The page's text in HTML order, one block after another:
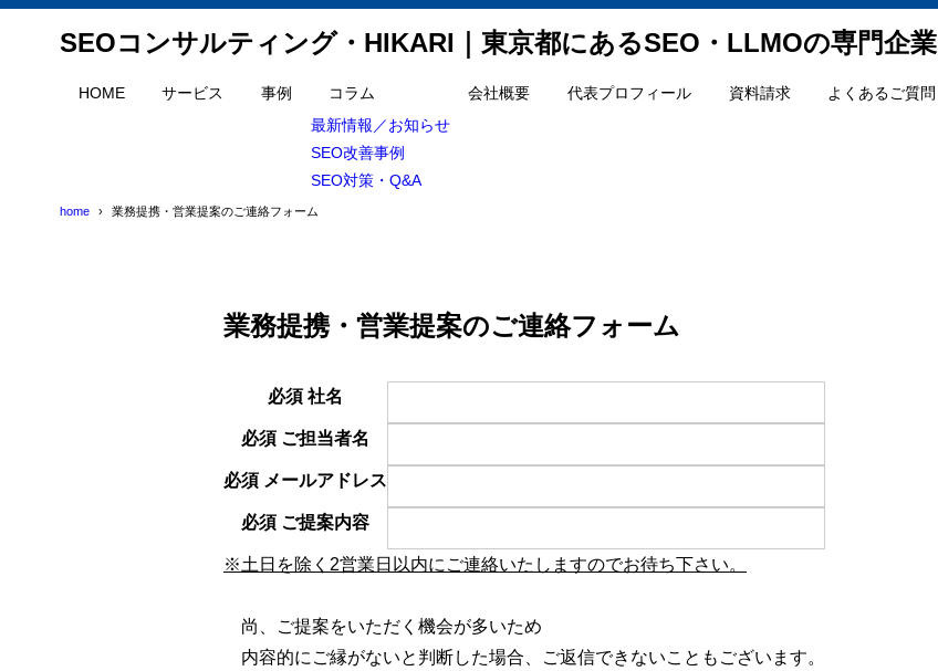
SEOコンサルティング・HIKARI｜東京都にあるSEO・LLMOの専門企業
HOME サービス 事例
コラム
最新情報／お知らせ
SEO改善事例
SEO対策・Q&A
会社概要 代表プロフィール 資料請求 よくあるご質問
home 業務提携・営業提案のご連絡フォーム
業務提携・営業提案のご連絡フォーム
必須 社名
必須 ご担当者名
必須 メールアドレス
必須 ご提案内容
※土日を除く2営業日以内にご連絡いたしますのでお待ち下さい。
尚、ご提案をいただく機会が多いため
内容的にご縁がないと判断した場合、ご返信できないこともございます。